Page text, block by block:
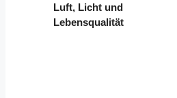
Luft, Licht und
Lebensqualität